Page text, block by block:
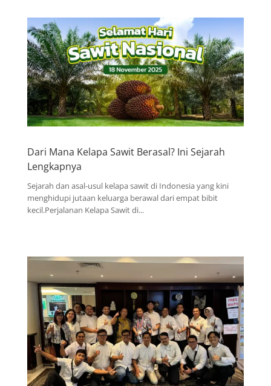
Dari Mana Kelapa Sawit Berasal? Ini Sejarah
Lengkapnya
Sejarah dan asal-usul kelapa sawit di Indonesia yang kini
menghidupi jutaan keluarga berawal dari empat bibit
kecil.Perjalanan Kelapa Sawit di...